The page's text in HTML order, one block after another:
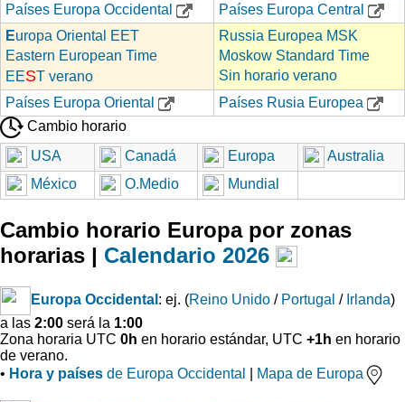
Países Europa Occidental
Países Europa Central
Europa Oriental EET
Eastern European Time
EEST verano
Russia Europea MSK
Moskow Standard Time
Sin horario verano
Países Europa Oriental
Países Rusia Europea
Cambio horario
USA
Canadá Europa
Australia
México
O.Medio Mundial
Cambio horario Europa por zonas
horarias | Calendario 2026
Europa Occidental : ej. (Reino Unido / Portugal / Irlanda)
a las 2:00 será la 1:00
Zona horaria UTC 0h en horario estándar, UTC +1h en horario
de verano.
• Hora y países de Europa Occidental Mapa de Europa